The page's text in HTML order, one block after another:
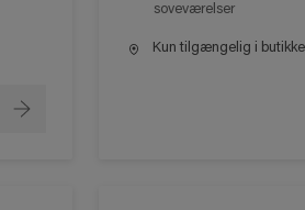
soveværelser
Kun tilgængelig i